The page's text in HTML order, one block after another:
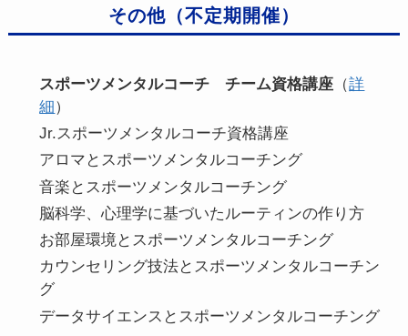
その他（不定期開催）
スポーツメンタルコーチ チーム資格講座 （詳
細）
Jr.スポーツメンタルコーチ資格講座
アロマとスポーツメンタルコーチング
音楽とスポーツメンタルコーチング
脳科学、心理学に基づいたルーティンの作り方
お部屋環境とスポーツメンタルコーチング
カウンセリング技法とスポーツメンタルコーチン
グ
データサイエンスとスポーツメンタルコーチング